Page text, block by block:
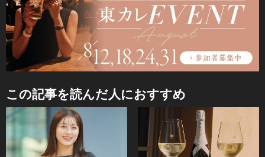
この記事を読んだ人におすすめ